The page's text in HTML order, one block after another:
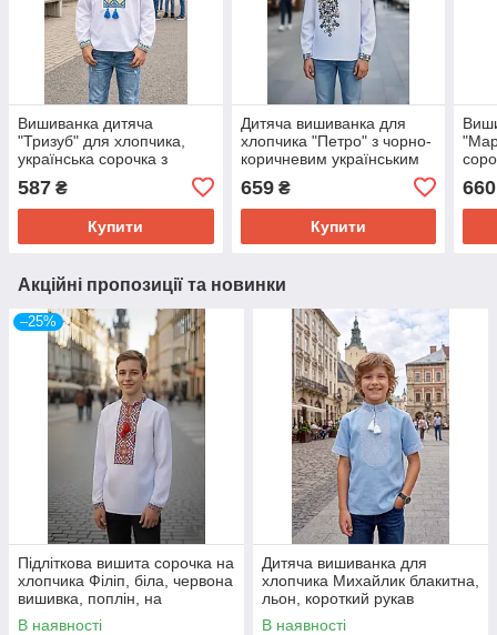
Вишиванка дитяча
"Тризуб" для хлопчика,
українська сорочка з
орнаментом
587 ₴
Купити
Дитяча вишиванка для
хлопчика "Петро" з чорно-
коричневим українським
659₴
Купити
660
Акційні пропозиції та новинки
–25%
Підліткова вишита сорочка на
хлопчика Філіп, біла, червона
вишивка, поплін, на
10,11,12,13,14,15 років
В наявності
Дитяча вишиванка для
хлопчика Михайлик блакитна,
льон, короткий рукав
В наявності